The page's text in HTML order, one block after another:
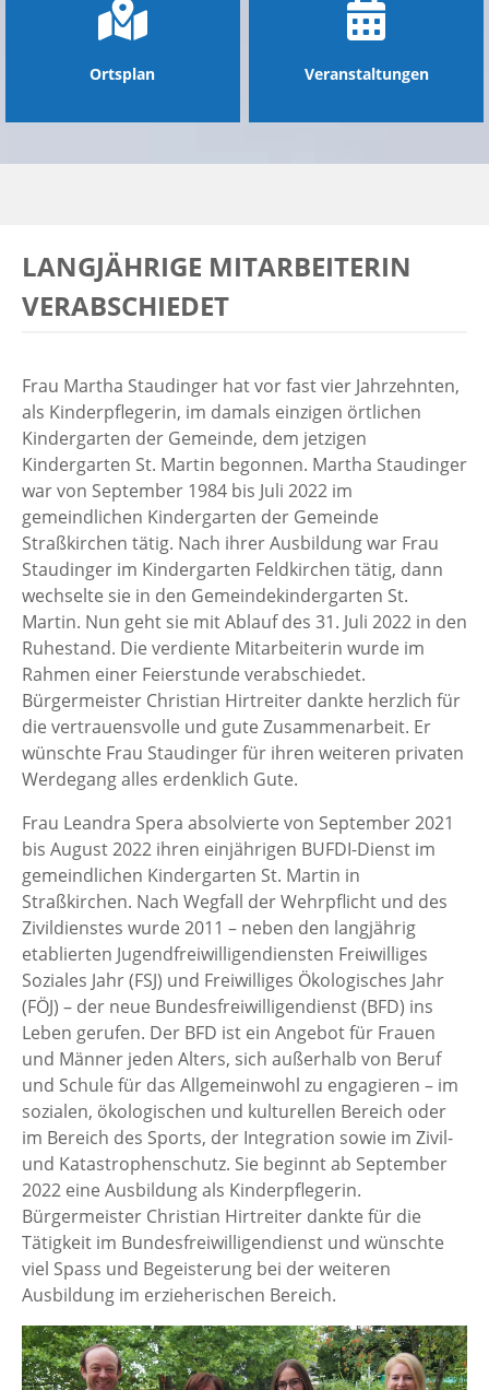
Ortsplan Veranstaltungen
LANGJÄHRIGE MITARBEITERIN
VERABSCHIEDET
Frau Martha Staudinger hat vor fast vier Jahrzehnten,
als Kinderpflegerin, im damals einzigen örtlichen
Kindergarten der Gemeinde, dem jetzigen
Kindergarten St. Martin begonnen. Martha Staudinger
war von September 1984 bis Juli 2022 im
gemeindlichen Kindergarten der Gemeinde
Straßkirchen tätig. Nach ihrer Ausbildung war Frau
Staudinger im Kindergarten Feldkirchen tätig, dann
wechselte sie in den Gemeindekindergarten St.
Martin. Nun geht sie mit Ablauf des 31. Juli 2022 in den
Ruhestand. Die verdiente Mitarbeiterin wurde im
Rahmen einer Feierstunde verabschiedet.
Bürgermeister Christian Hirtreiter dankte herzlich für
die vertrauensvolle und gute Zusammenarbeit. Er
wünschte Frau Staudinger für ihren weiteren privaten
Werdegang alles erdenklich Gute.
Frau Leandra Spera absolvierte von September 2021
bis August 2022 ihren einjährigen BUFDI-Dienst im
gemeindlichen Kindergarten St. Martin in
Straßkirchen. Nach Wegfall der Wehrpflicht und des
Zivildienstes wurde 2011 – neben den langjährig
etablierten Jugendfreiwilligendiensten Freiwilliges
Soziales Jahr (FSJ) und Freiwilliges Ökologisches Jahr
(FÖJ) – der neue Bundesfreiwilligendienst (BFD) ins
Leben gerufen. Der BFD ist ein Angebot für Frauen
und Männer jeden Alters, sich außerhalb von Beruf
und Schule für das Allgemeinwohl zu engagieren – im
sozialen, ökologischen und kulturellen Bereich oder
im Bereich des Sports, der Integration sowie im Zivil-
und Katastrophenschutz. Sie beginnt ab September
2022 eine Ausbildung als Kinderpflegerin.
Bürgermeister Christian Hirtreiter dankte für die
Tätigkeit im Bundesfreiwilligendienst und wünschte
viel Spass und Begeisterung bei der weiteren
Ausbildung im erzieherischen Bereich.